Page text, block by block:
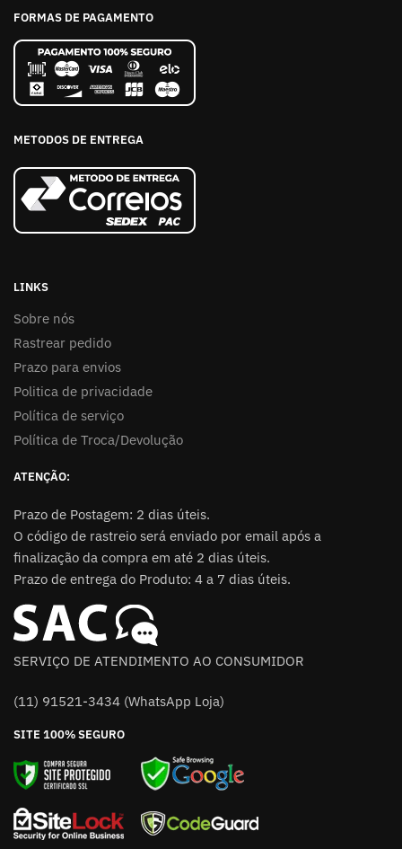
FORMAS DE PAGAMENTO
METODOS DE ENTREGA
LINKS
Sobre nós
Rastrear pedido
Prazo para envios
Politica de privacidade
Política de serviço
Política de Troca/Devolução
ATENÇÃO:
Prazo de Postagem: 2 dias úteis.
O código de rastreio será enviado por email após a
finalização da compra em até 2 dias úteis.
Prazo de entrega do Produto: 4 a 7 dias úteis.
SERVIÇO DE ATENDIMENTO AO CONSUMIDOR
(11) 91521-3434 (WhatsApp Loja)
SITE 100% SEGURO